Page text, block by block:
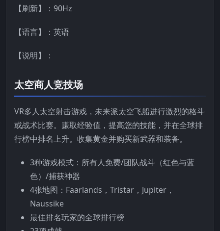
【刷新】：90Hz
【语言】：英语
【说明】：
太空商人竞技场
VR多人太空射击游戏，未来派太空飞船进行激烈的格斗
或战术比赛。赚取经验值，提高您的技能，并在全球排
行榜中排名上升。收集黄金并购买新武器和装备。
3种游戏模式：所有人免费/团队战斗（红色与蓝
色）/捕获神器
4张地图：Faarlands，Tristar，Jupiter，
Naussike
最佳排名玩家的全球排行榜